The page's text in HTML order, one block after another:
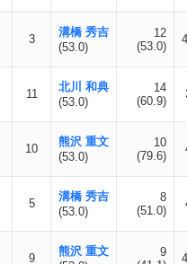
3
溝橋 秀吉
(53.0)
12
(53.0)
11
北川 和典
(53.0)
14
(60.9)
10
熊沢 重文
(53.0)
10
(79.6)
5
溝橋 秀吉
(53.0)
8
(51.0)
9
熊沢 重文
9